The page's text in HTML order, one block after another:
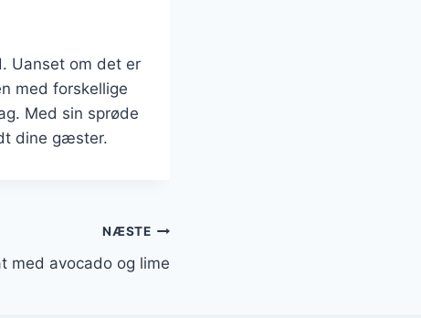
Uanset om det er
med forskellige
Med sin sprøde
dine gæster.
NÆSTE
med avocado og lime